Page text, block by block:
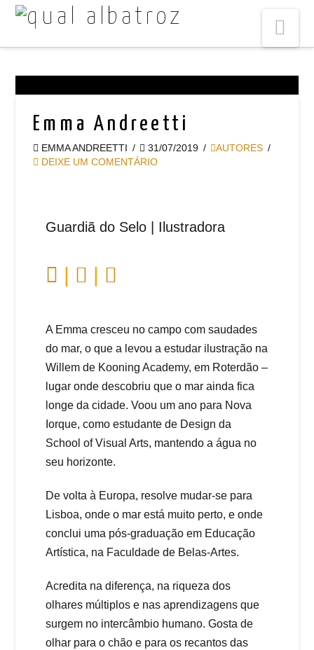
Emma Andreetti
EMMA ANDREETTI 31/07/2019
AUTORES
DEIXE UM COMENTÁRIO
Guardiã do Selo | Ilustradora
| |
A Emma cresceu no campo com saudades
do mar, o que a levou a estudar ilustração na
Willem de Kooning Academy, em Roterdão –
lugar onde descobriu que o mar ainda fica
longe da cidade. Voou um ano para Nova
Iorque, como estudante de Design da
School of Visual Arts, mantendo a água no
seu horizonte.
De volta à Europa, resolve mudar-se para
Lisboa, onde o mar está muito perto, e onde
conclui uma pós-graduação em Educação
Artística, na Faculdade de Belas-Artes.
Acredita na diferença, na riqueza dos
olhares múltiplos e nas aprendizagens que
surgem no intercâmbio humano. Gosta de
olhar para o chão e para os recantos das